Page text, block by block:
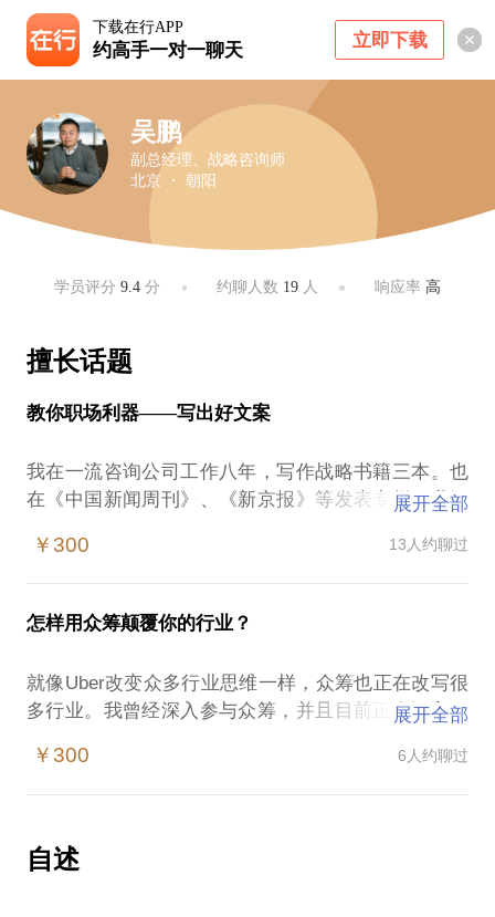
下载在行APP
约高手一对一聊天 立即下载
吴鹏
副总经理、战略咨询师
北京 ・ 朝阳
学员评分9.4 分 约聊人数 19人 响应率 高
擅长话题
教你职场利器——写出好文案
我在一流咨询公司工作八年，写作战略书籍三本。也
在《中国新闻周刊》、《新京报》等发表专栏。我深
个行业的认识，从而更清晰地选择自己的发展方向；
询师来说，快速了解一个行业并跟熟悉行业的人士对
话是基本功。写作能力强对于有这个需求的人来说，
我可以为你提供的帮助有：
我们可以选择一个具体的任务，比如你被要求写一个
策划案或报道，共同探讨如何提炼出最关键的部分，
教你通过联系写作发现行业特质的方法。
展开全部
￥300 13人约聊过
怎样用众筹颠覆你的行业？
就像Uber改变众多行业思维一样，众筹也正在改写很
多行业。我曾经深入参与众筹，并且目前正在深入研
参与中国式众筹活动（参见公众号“战略咨询师的事
自己助力的一个高效工具，很多人通过众筹达成了自
己的目标。
展开全部
￥300 6人约聊过
自述